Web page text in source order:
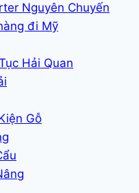
Nguyên Chuyến
đi Mỹ
Hải Quan
Gỗ